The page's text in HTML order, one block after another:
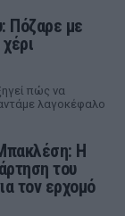
Πόζαρε με
πώς να
λαγοκέφαλο
Η
του
τον ερχομό